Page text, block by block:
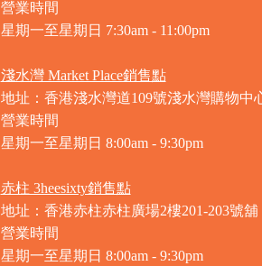
營業時間
星期一至星期日 7:30am - 11:00pm
淺水灣 Market Place銷售點
地址：香港淺水灣道109號淺水灣購物中
營業時間
星期一至星期日 8:00am - 9:30pm
赤柱 3heesixty銷售點
地址：香港赤柱赤柱廣場2樓201-203號舖
營業時間
星期一至星期日 8:00am - 9:30pm